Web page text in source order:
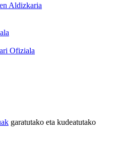
Aldizkaria
Ofiziala
garatutako eta kudeatutako